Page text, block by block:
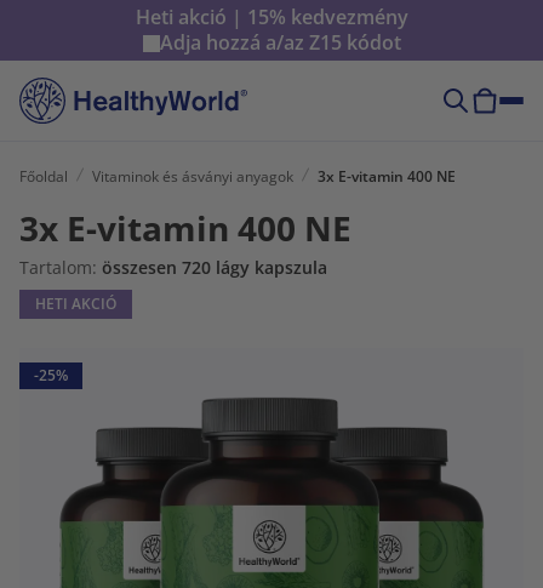
Heti akció | 15% kedvezmény
Adja hozzá a/az Z15 kódot
Főoldal Vitaminok és ásványi anyagok 3x E-vitamin 400 NE
3x E-vitamin 400 NE
Tartalom: összesen 720 lágy kapszula
HETI AKCIÓ
-25%